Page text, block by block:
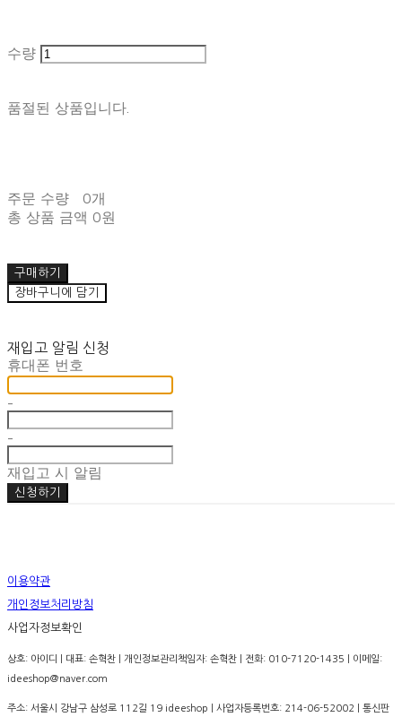
수량
품절된 상품입니다.
주문 수량
0개
총 상품 금액 0원
구매하기
장바구니에 담기
재입고 알림 신청
휴대폰 번호
-
-
재입고 시 알림
신청하기
이용약관
개인정보처리방침
사업자정보확인
상호: 아이디 | 대표: 손혁찬 | 개인정보관리책임자: 손혁찬 | 전화: 010-7120-1435 | 이메일:
ideeshop@naver.com
주소: 서울시 강남구 삼성로 112길 19 ideeshop | 사업자등록번호: 214-06-52002 | 통신판